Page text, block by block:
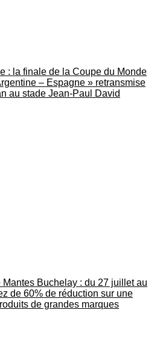
: la finale de la Coupe du Monde
– Espagne » retransmise
au stade Jean-Paul David
Mantes Buchelay : du 27 juillet au
de 60% de réduction sur une
de grandes marques